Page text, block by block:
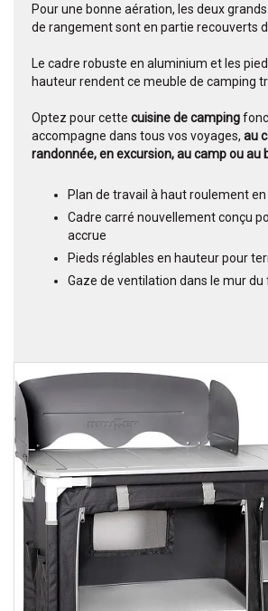
Pour une bonne aération, les deux
de rangement sont en partie recouverts
Le cadre robuste en aluminium et les
hauteur rendent ce meuble de camping
Optez pour cette cuisine de camping
accompagne dans tous vos voyages, au
randonnée, en excursion, au camp ou au
Plan de travail à haut roulement
Cadre carré nouvellement conçu
accrue
Pieds réglables en hauteur pour
Gaze de ventilation dans le mur du